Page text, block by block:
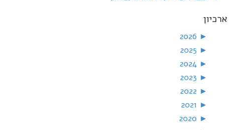
ארכיון
►
►
►
►
►
►
►